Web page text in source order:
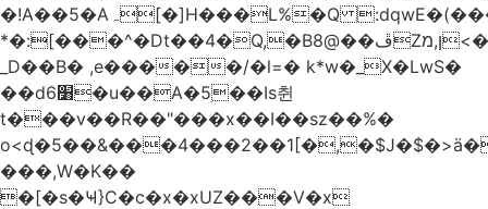
�!A��5�Aہ[�]H���L%�Q :dqwE�(���q��X�.bc�1d��\��#X�4��W�� Ldg
*�:[���^�Dt��4�Q,�B8@��ڦZן,מ<�oJ���ލ:�#���YLmh�Y?
_D��B� ,e�����/�l=� k*w�_X�LwS�
��d6׸�u��A�5ׅ��Is췬
t���v��R��"���x��I��sz��%�
���,W�K��
�[�s�Ҹ}C�c�x�xUZ���V�x